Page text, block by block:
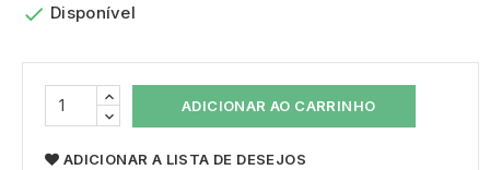
 Disponível
ADICIONAR AO CARRINHO
ADICIONAR A LISTA DE DESEJOS